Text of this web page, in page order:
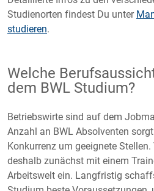
Studienorten findest Du unter
studieren.
Welche
dem BWL Studium?
Betriebswirte sind auf dem
Anzahl an BWL Absolventen
Konkurrenz um geeignete Stellen.
deshalb zunächst mit einem
Arbeitswelt ein. Langfristig